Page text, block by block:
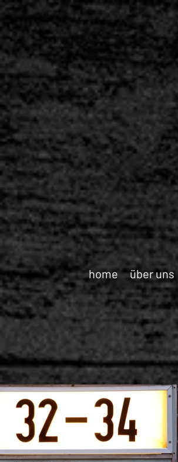
home über uns